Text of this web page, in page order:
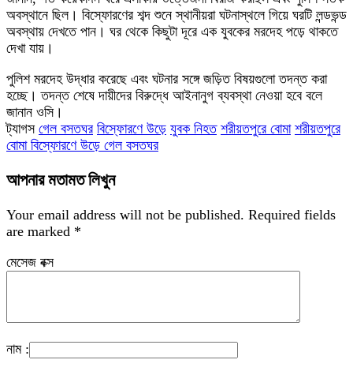
অবস্থানে ছিল। বিস্ফোরণের শব্দ শুনে স্থানীয়রা ঘটনাস্থলে গিয়ে ঘরটি লন্ডভন্ড
অবস্থায় দেখতে পান। ঘর থেকে কিছুটা দূরে এক যুবকের মরদেহ পড়ে থাকতে
দেখা যায়।
পুলিশ মরদেহ উদ্ধার করেছে এবং ঘটনার সঙ্গে জড়িত বিষয়গুলো তদন্ত করা
হচ্ছে। তদন্ত শেষে দায়ীদের বিরুদ্ধে আইনানুগ ব্যবস্থা নেওয়া হবে বলে
জানান ওসি।
ট্যাগস গেল বসতঘর বিস্ফোরণে উড়ে যুবক নিহত শরীয়তপুরে বোমা শরীয়তপুরে
বোমা বিস্ফোরণে উড়ে গেল বসতঘর
আপনার মতামত লিখুন
Your email address will not be published. Required fields
are marked *
মেসেজ বক্স
নাম :